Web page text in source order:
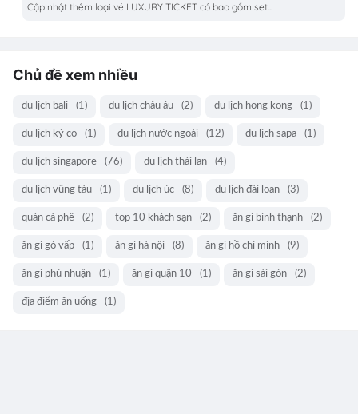
Cập nhật thêm loại vé LUXURY TICKET có bao gồm set...
Chủ đề xem nhiều
du lịch bali (1) du lịch châu âu (2) du lịch hong kong (1)
du lịch kỳ co (1) du lịch nước ngoài (12) du lịch sapa (1)
du lịch singapore (76) du lịch thái lan (4)
du lịch vũng tàu (1) du lịch úc (8) du lịch đài loan (3)
quán cà phê (2) top 10 khách sạn (2) ăn gì bình thạnh (2)
ăn gì gò vấp (1) ăn gì hà nội (8) ăn gì hồ chí minh (9)
ăn gì phú nhuận (1) ăn gì quận 10 (1) ăn gì sài gòn (2)
địa điểm ăn uống (1)